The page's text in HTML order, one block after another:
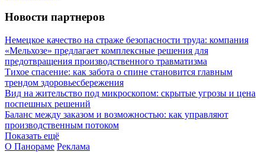
Новости партнеров
Немецкое качество на страже безопасности труда: компания
«Мельхозе» предлагает комплексные решения для
предотвращения производственного травматизма
Тихое спасение: как забота о спине становится главным
трендом здоровьесбережения
Вид на жительство под микроскопом: скрытые угрозы и цена
поспешных решений
Баланс между заказом и возможностью: как управляют
производственным потоком
Показать ещё
О Панораме Реклама